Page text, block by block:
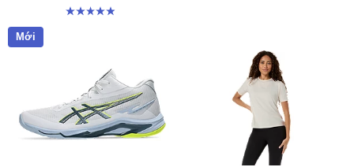
4.9 trong số 5 sao. 91 đánh giá
Mới